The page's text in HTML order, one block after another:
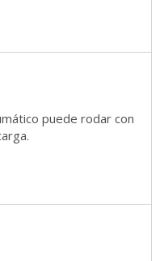
puede rodar con